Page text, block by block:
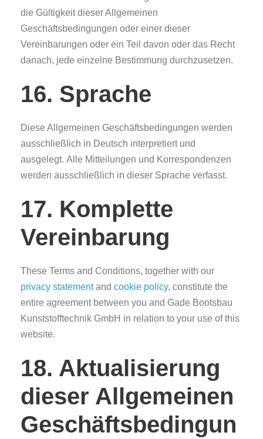
die Gültigkeit dieser Allgemeinen
Geschäftsbedingungen oder einer dieser
Vereinbarungen oder ein Teil davon oder das Recht
danach, jede einzelne Bestimmung durchzusetzen.
16. Sprache
Diese Allgemeinen Geschäftsbedingungen werden
ausschließlich in Deutsch interpretiert und
ausgelegt. Alle Mitteilungen und Korrespondenzen
werden ausschließlich in dieser Sprache verfasst.
17. Komplette
Vereinbarung
These Terms and Conditions, together with our
privacy statementand cookie policy, constitute the
entire agreement between you and Gade Bootsbau
Kunststofftechnik GmbH in relation to your use of this
website.
18. Aktualisierung
dieser Allgemeinen
Geschäftsbedingun